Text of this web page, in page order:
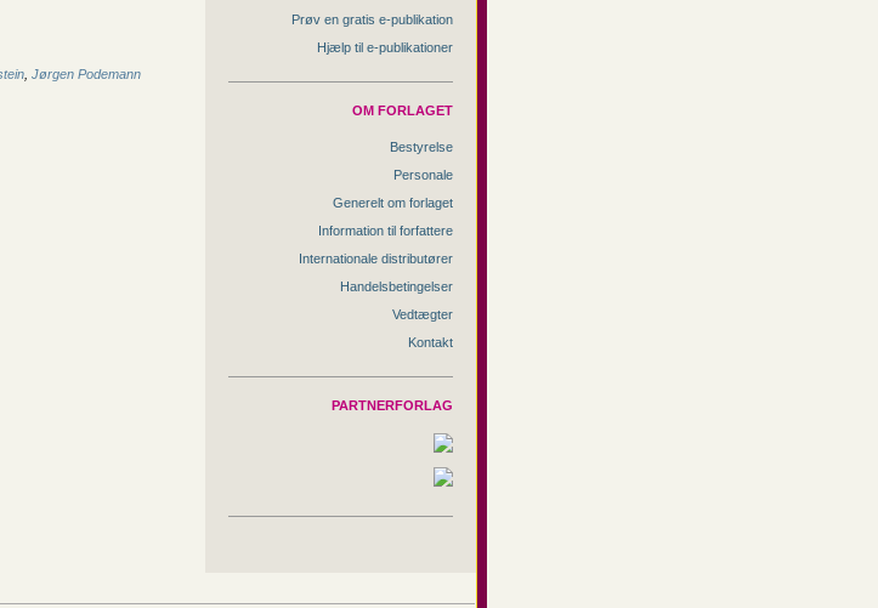
Jørgen Podemann
Prøv en gratis e-publikation
Hjælp til e-publikationer
OM FORLAGET
Bestyrelse
Personale
Generelt om forlaget
Information til forfattere
Internationale distributører
Handelsbetingelser
Vedtægter
Kontakt
PARTNERFORLAG